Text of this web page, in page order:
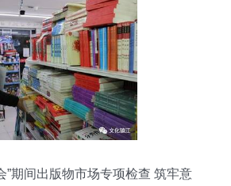
”期间出版物市场专项检查 筑牢意